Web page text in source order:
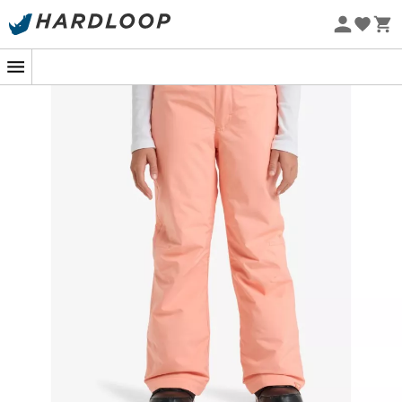
Promos d'été 🔥 -5 % EXTRA dès 2 produits* code Summer5
-5% Extra - Code Summer5
Sur les pistes avec panache : glisse et
Lorsque l'hiver s'annonce et que les pistes enneigées
Backyard Pant de
compagnon idéal pour les jeunes skieuses en herbe. Ce
pourenfantconjugue performance et